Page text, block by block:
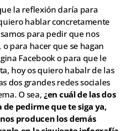
la reflexión daría para
hablar concretamente
para pedir que nos
o para hacer que se hagan
Facebook o para que le
hoy os quiero habalr de las
dos grandes redes sociales
O sea,¿en cuál de las dos
pedirme que te siga ya,
producen los demás